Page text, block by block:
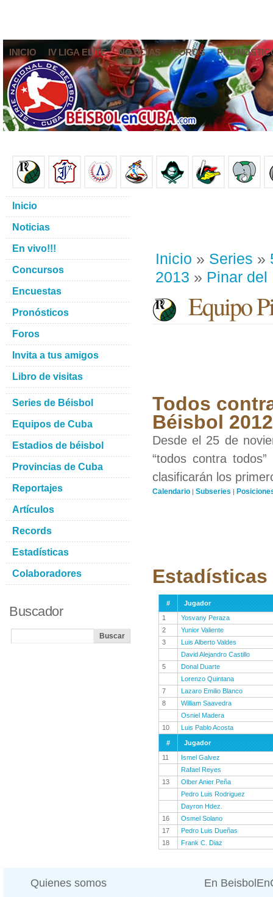
INICIO IV LIGA ELITE NOTICIAS FOROS
Inicio » Series »
2013 » Pinar del
Equipo
Todos
Béisbol
Desde el 25 de
“todos contra
clasificarán los
Calendario | Subseries |
Estadísticas
#
Jugador
1
Yosvany Peraza
2
Yunior Valiente
3
Luis Alberto Valdes
David Alejandro Castillo
5
Donal Duarte
Lorenzo Quintana
7
Lazaro Emilio Blanco
8
William Saavedra
Osniel Madera
10
Luis Pablo Acosta
#
Jugador
11
Ismel Galvez
Rafael Reyes
13
Olber Anier Peña
Pedro Luis Rodriguez
Dayron Hdez.
16
Osmel Solano
17
Pedro Luis Dueñas
18
Frank C. Diaz
Inicio
Noticias
En vivo!!!
Concursos
Encuestas
Pronósticos
Foros
Invita a tus amigos
Libro de visitas
Series de Béisbol
Equipos de Cuba
Estadios de béisbol
Provincias de Cuba
Reportajes
Artículos
Records
Estadísticas
Colaboradores
Buscador
Quienes somos En